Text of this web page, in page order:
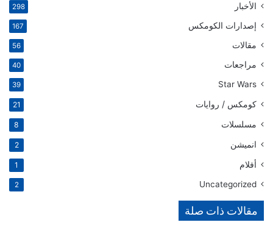
الأخبار 298
إصدارات الكومكس 167
مقالات 56
مراجعات 40
Star Wars
39
كومكس / روايات 21
مسلسلات 8
انميشن 2
أفلام 1
Uncategorized
2
مقالات ذات صلة